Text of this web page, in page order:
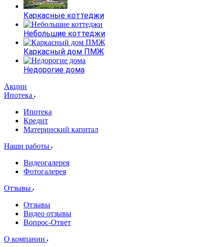
Каркасные коттеджи
Небольшие коттеджи
Каркасный дом ПМЖ
Недорогие дома
Акции
Ипотека
Ипотека
Кредит
Материнский капитал
Наши работы
Видеогалерея
Фотогалерея
Отзывы
Отзывы
Видео отзывы
Вопрос-Ответ
О компании